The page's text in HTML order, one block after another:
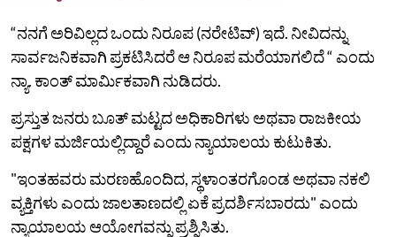
“ನನಗೆ ಅರಿವಿಲ್ಲದ ಒಂದು ನಿರೂಪ (ನರೇಟಿವ್‌) ಇದೆ. ನೀವಿದನ್ನು
ಸಾರ್ವಜನಿಕವಾಗಿ ಪ್ರಕಟಿಸಿದರೆ ಆ ನಿರೂಪ ಮರೆಯಾಗಲಿದೆ “ ಎಂದು
ನ್ಯಾ. ಕಾಂತ್‌ ಮಾರ್ಮಿಕವಾಗಿ ನುಡಿದರು.
ಪ್ರಸ್ತುತ ಜನರು ಬೂತ್ ಮಟ್ಟದ ಅಧಿಕಾರಿಗಳು ಅಥವಾ ರಾಜಕೀಯ
ಪಕ್ಷಗಳ ಮರ್ಜಿಯಲ್ಲಿದ್ದಾರೆ ಎಂದು ನ್ಯಾಯಾಲಯ ಕುಟುಕಿತು.
"ಇಂತಹವರು ಮರಣಹೊಂದಿದ, ಸ್ಥಳಾಂತರಗೊಂಡ ಅಥವಾ ನಕಲಿ
ವ್ಯಕ್ತಿಗಳು ಎಂದು ಜಾಲತಾಣದಲ್ಲಿ ಏಕೆ ಪ್ರದರ್ಶಿಸಬಾರದು" ಎಂದು
ನ್ಯಾಯಾಲಯ ಆಯೋಗವನ್ನು ಪ್ರಶ್ನಿಸಿತು.